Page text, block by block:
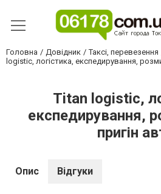
Головна Довідник Таксі, перевезення
logistic, логістика, експедирування,
Titan logistic,
експедирування,
пригін
Опис Відгуки